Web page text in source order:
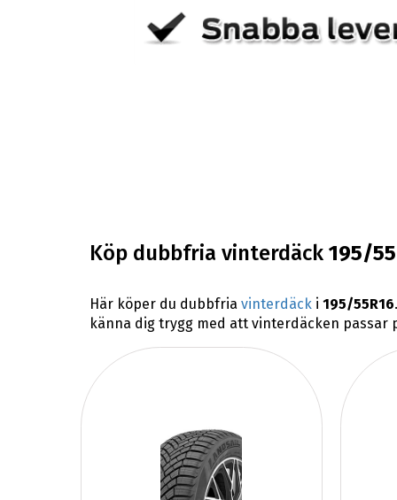
Köp dubbfria vinterdäck 195/
Här köper du dubbfria vinterdäcki 195/55R16
känna dig trygg med att vinterdäcken passar